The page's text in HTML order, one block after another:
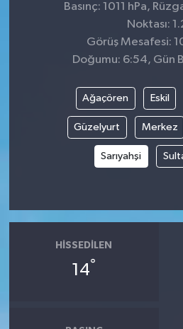
Basınç: 1011 hPa,
Noktası:
Görüş Mesafesi:
Doğumu: 6:54, Gün
Ağaçören Eskil
Güzelyurt Merkez
Sarıyahşi
HISSEDILEN
14°